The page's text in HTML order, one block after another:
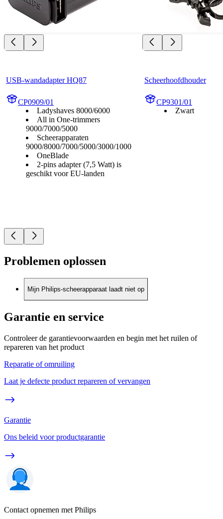
USB-wandadapter HQ87
CP0909/01
Ladyshaves 8000/6000
All in One-trimmers
9000/7000/5000
Scheerapparaten
9000/8000/7000/5000/3000/1000
OneBlade
2-pins adapter (7,5 Watt) is
geschikt voor EU-landen
Scheerhoofdhouder
CP9301/01
Zwart
Problemen oplossen
Mijn Philips-scheerapparaat laadt niet op
Garantie en service
Controleer de garantievoorwaarden en begin met het ruilen of
repareren van het product
Reparatie of omruiling
Laat je defecte product repareren of vervangen
Garantie
Ons beleid voor productgarantie
Contact opnemen met Philips